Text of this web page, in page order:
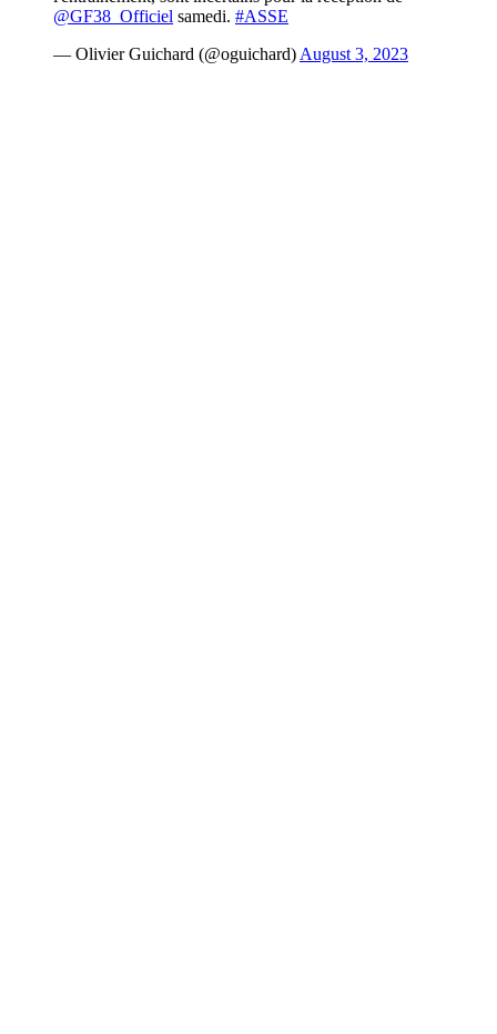
@GF38_Officiel samedi. #ASSE
— Olivier Guichard (@oguichard) August 3, 2023